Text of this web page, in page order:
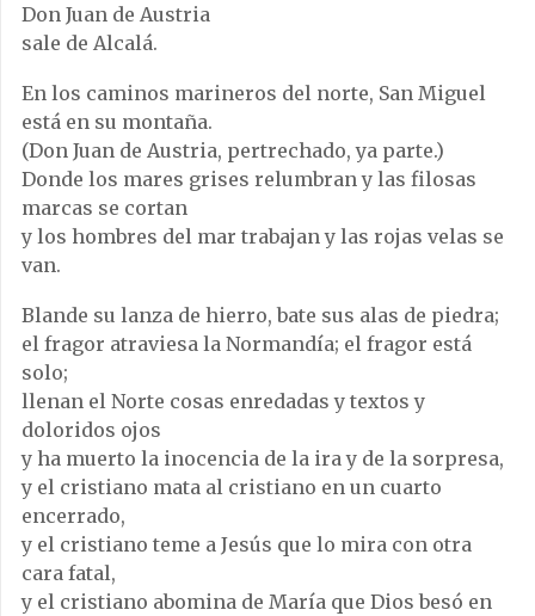
Don Juan de Austria
sale de Alcalá.
En los caminos marineros del norte, San Miguel
está en su montaña.
(Don Juan de Austria, pertrechado, ya parte.)
Donde los mares grises relumbran y las filosas
marcas se cortan
y los hombres del mar trabajan y las rojas velas se
van.
Blande su lanza de hierro, bate sus alas de piedra;
el fragor atraviesa la Normandía; el fragor está
solo;
llenan el Norte cosas enredadas y textos y
doloridos ojos
y ha muerto la inocencia de la ira y de la sorpresa,
y el cristiano mata al cristiano en un cuarto
encerrado,
y el cristiano teme a Jesús que lo mira con otra
cara fatal,
y el cristiano abomina de María que Dios besó en